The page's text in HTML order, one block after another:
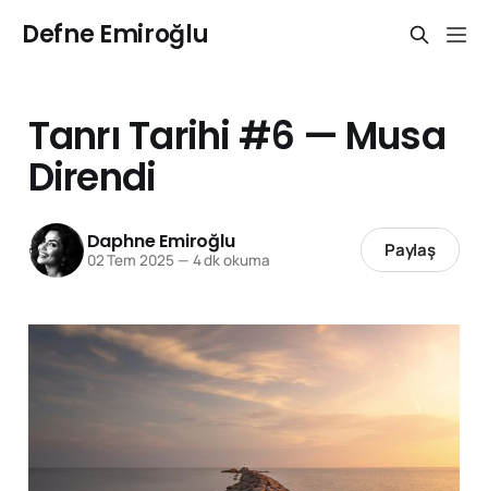
Defne Emiroğlu
Tanrı Tarihi #6 — Musa
Direndi
Daphne Emiroğlu
02 Tem 2025 — 4 dk okuma Paylaş